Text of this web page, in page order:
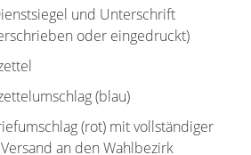
und Unterschrift
oder eingedruckt)
(blau)
(rot) mit vollständiger
an den Wahlbezirk